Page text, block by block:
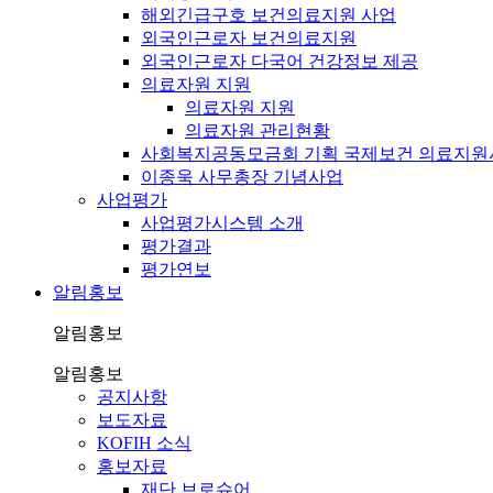
해외긴급구호 보건의료지원 사업
외국인근로자 보건의료지원
외국인근로자 다국어 건강정보 제공
의료자원 지원
의료자원 지원
의료자원 관리현황
사회복지공동모금회 기획 국제보건 의료지원
이종욱 사무총장 기념사업
사업평가
사업평가시스템 소개
평가결과
평가연보
알림홍보
알림홍보
알림홍보
공지사항
보도자료
KOFIH 소식
홍보자료
재단 브로슈어